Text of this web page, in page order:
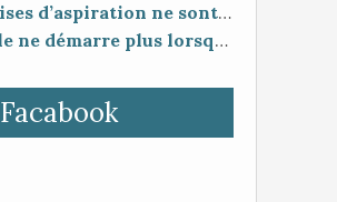
Toutes les prises d’aspiration ne sont pas forcément compatibles entre elles.
Votre centrale ne démarre plus lorsque vous branchez le flexible ?
Facabook